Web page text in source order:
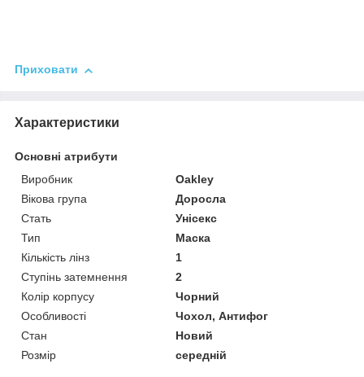
Приховати
Характеристики
Основні атрибути
Виробник
Oakley
Вікова група
Доросла
Стать
Унісекс
Тип
Маска
Кількість лінз
1
Ступінь затемнення
2
Колір корпусу
Чорний
Особливості
Чохол, Антифог
Стан
Новий
Розмір
середній